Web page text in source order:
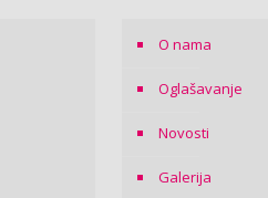
O nama
Oglašavanje
Novosti
Galerija